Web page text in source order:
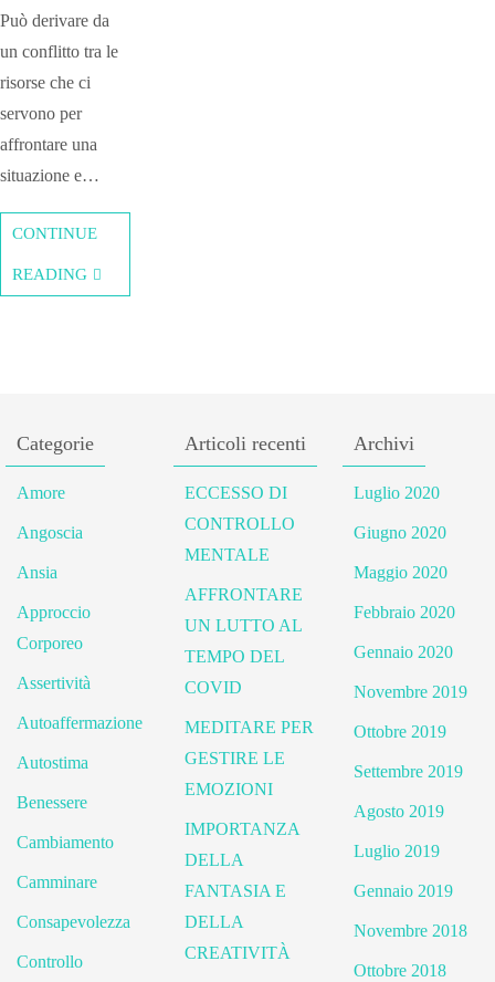
Può derivare da
un conflitto tra le
risorse che ci
servono per
affrontare una
situazione e…
CONTINUE
READING
Categorie
Amore
Angoscia
Ansia
Approccio
Corporeo
Assertività
Autoaffermazione
Autostima
Benessere
Cambiamento
Camminare
Consapevolezza
Controllo
Articoli recenti
ECCESSO DI
CONTROLLO
MENTALE
AFFRONTARE
UN LUTTO AL
TEMPO DEL
COVID
MEDITARE PER
GESTIRE LE
EMOZIONI
IMPORTANZA
DELLA
FANTASIA E
DELLA
CREATIVITÀ
Archivi
Luglio 2020
Giugno 2020
Maggio 2020
Febbraio 2020
Gennaio 2020
Novembre 2019
Ottobre 2019
Settembre 2019
Agosto 2019
Luglio 2019
Gennaio 2019
Novembre 2018
Ottobre 2018